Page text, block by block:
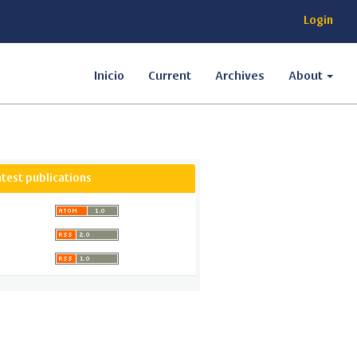
Login
Inicio Current Archives About
publications